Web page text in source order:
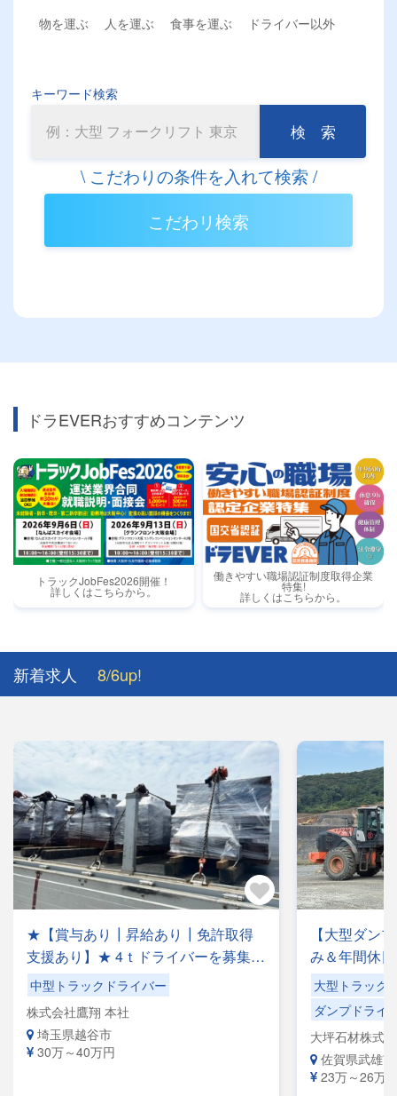
物を運ぶ
人を運ぶ 食事を運ぶ ドライバー以外
キーワード検索
検 索
こだわリ検索
ドラEVERおすすめコンテンツ
トラックJobFes2026開催！
詳しくはこちらから。
働きやすい職場認証制度取得企業
特集!
詳しくはこちらから。
新着求人 8/6up!
★【賞与あり┃昇給あり┃免許取得
支援あり】★ 4ｔドライバーを募集中
♪鋼材運搬等のフリー便のお仕事で
す！◎夜勤ナシ◎稼げる・プライベ
ートも充実可◎手積み手降ろしナシ
◎福利厚生が充実◎未経験者歓迎◎
中型トラックドライバー
株式会社鷹翔 本社
埼玉県越谷市
30万～40万円
【大型ダン
み＆年間休
充実！【手
シ】ショベ
【自社専属
きる環境です
大型トラック
ダンプドライ
大坪石材株式
佐賀県武雄市
23万～26万